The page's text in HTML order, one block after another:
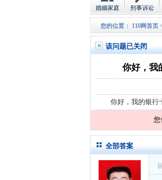
婚姻家庭 刑事诉讼
您的位置： 110网首页
该问题已关闭
你好，我
你好，我的银行
您
全部答案